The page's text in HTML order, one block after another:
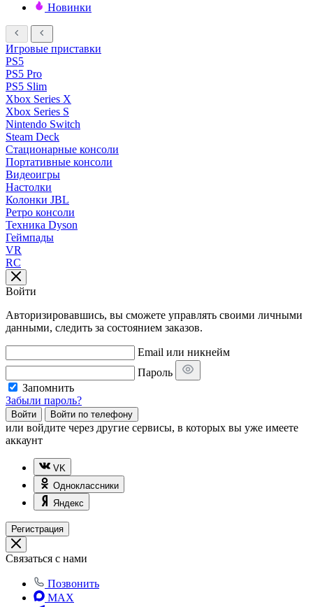
Новинки
Игровые приставки
PS5
PS5 Pro
PS5 Slim
Xbox Series X
Xbox Series S
Nintendo Switch
Steam Deck
Стационарные консоли
Портативные консоли
Видеоигры
Настолки
Колонки JBL
Ретро консоли
Техника Dyson
Геймпады
VR
RC
Войти
Авторизировавшись, вы сможете управлять своими личными
данными, следить за состоянием заказов.
Email или никнейм
Пароль
Запомнить
Забыли пароль?
Войти Войти по телефону
или войдите через другие сервисы, в которых вы уже имеете
аккаунт
VK
Одноклассники
Яндекс
Регистрация
Связаться с нами
Позвонить
MAX